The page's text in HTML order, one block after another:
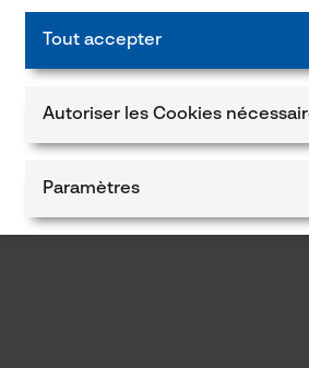
Tout accepter
Autoriser les Cookies
Paramètres